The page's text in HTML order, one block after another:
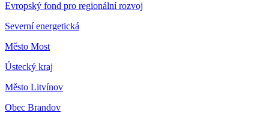
Evropský fond pro regionální rozvoj
Severní energetická
Město Most
Ústecký kraj
Město Litvínov
Obec Brandov